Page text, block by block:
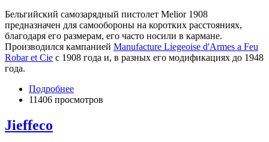
Бельгийский самозарядный пистолет Melior 1908
предназначен для самообороны на коротких расстояниях,
благодаря его размерам, его часто носили в кармане.
Производился кампанией Manufacture Liegeoise d'Armes a Feu
Robar et Cie с 1908 года и, в разных его модификациях до 1948
года.
Подробнее
11406 просмотров
Jieffeco